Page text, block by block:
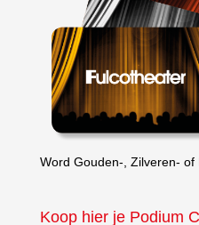
Word Gouden-, Zilveren- of
Koop hier je Podium